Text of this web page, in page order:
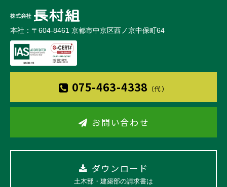
本社：〒604-8461 京都市中京区西ノ京中保町64
075-463-4338（代）
お問い合わせ
ダウンロード
土木部・建築部の請求書は